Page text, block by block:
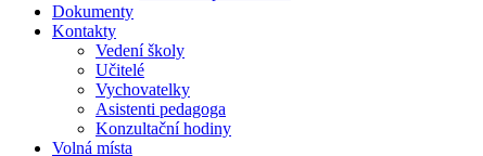
Dokumenty
Kontakty
Vedení školy
Učitelé
Vychovatelky
Asistenti pedagoga
Konzultační hodiny
Volná místa